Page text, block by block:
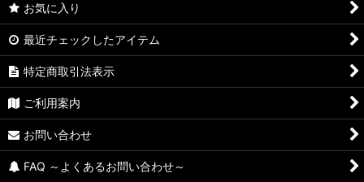
お気に入り
最近チェックしたアイテム
特定商取引法表示
ご利用案内
お問い合わせ
FAQ ～よくあるお問い合わせ～